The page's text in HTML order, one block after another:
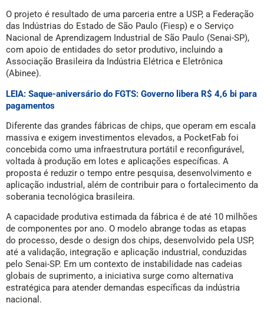
O projeto é resultado de uma parceria entre a USP, a Federação
das Indústrias do Estado de São Paulo (Fiesp) e o Serviço
Nacional de Aprendizagem Industrial de São Paulo (Senai-SP),
com apoio de entidades do setor produtivo, incluindo a
Associação Brasileira da Indústria Elétrica e Eletrônica
(Abinee).
LEIA: Saque-aniversário do FGTS: Governo libera R$ 4,6 bi para
pagamentos
Diferente das grandes fábricas de chips, que operam em escala
massiva e exigem investimentos elevados, a PocketFab foi
concebida como uma infraestrutura portátil e reconfigurável,
voltada à produção em lotes e aplicações específicas. A
proposta é reduzir o tempo entre pesquisa, desenvolvimento e
aplicação industrial, além de contribuir para o fortalecimento da
soberania tecnológica brasileira.
A capacidade produtiva estimada da fábrica é de até 10 milhões
de componentes por ano. O modelo abrange todas as etapas
do processo, desde o design dos chips, desenvolvido pela USP,
até a validação, integração e aplicação industrial, conduzidas
pelo Senai-SP. Em um contexto de instabilidade nas cadeias
globais de suprimento, a iniciativa surge como alternativa
estratégica para atender demandas específicas da indústria
nacional.